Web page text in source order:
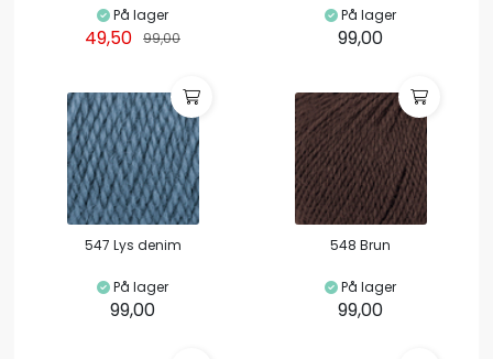
På lager
49,50 99,00
På lager
99,00
547 Lys denim
På lager
99,00
548 Brun
På lager
99,00